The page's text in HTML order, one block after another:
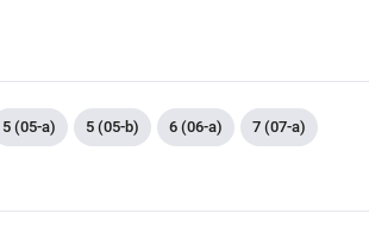
5 (05-a) 5 (05-b) 6 (06-a) 7 (07-a)